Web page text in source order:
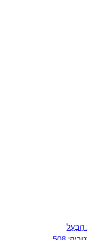
הַבָּעַל